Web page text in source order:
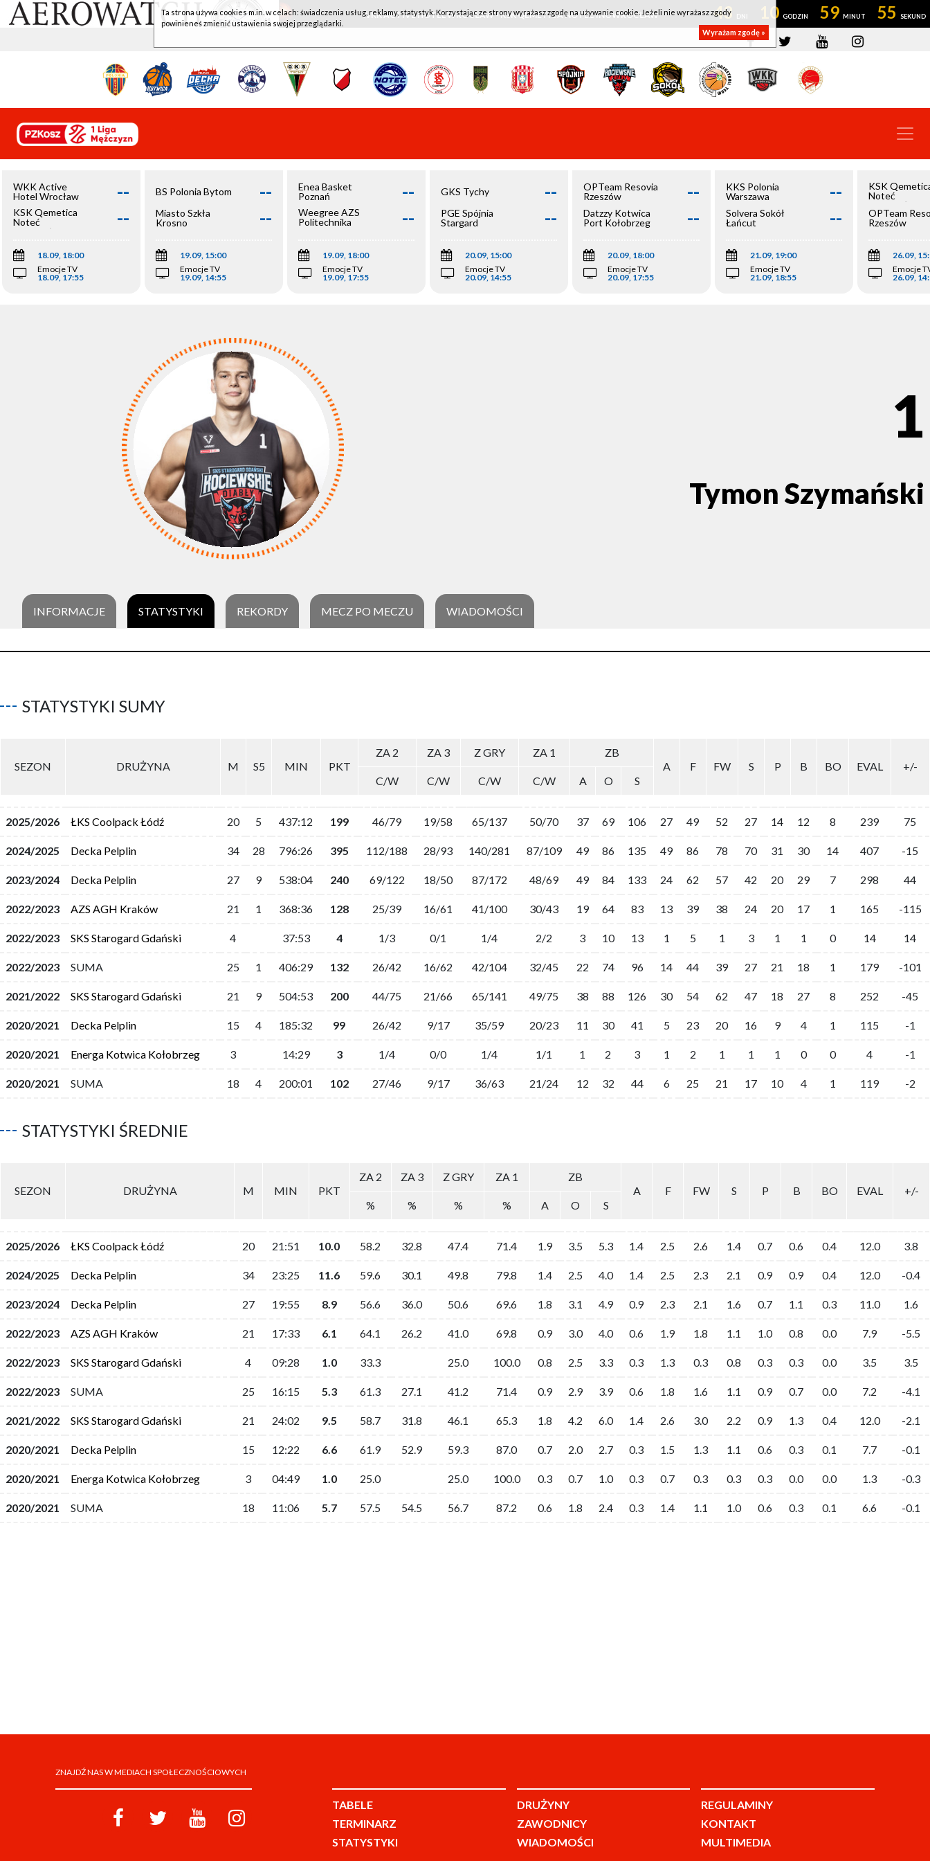
WKK ACTIVE HOTEL WROCŁAW - KSK QEMETICA NOTEĆ INOWROCŁAW 43 10 59 55
WKK Active
Hotel Wrocław
--
KSK Qemetica
Noteć
Inowrocław
--
18.09, 18:00
Emocje TV
18.09, 17:55
BS Polonia Bytom --
Miasto Szkła
Krosno
--
19.09, 15:00
Emocje TV
19.09, 14:55
Enea Basket
Poznań
--
Weegree AZS
Politechnika
--
19.09, 18:00
Emocje TV
19.09, 17:55
GKS Tychy --
PGE Spójnia
Stargard
--
20.09, 15:00
Emocje TV
20.09, 14:55
OPTeam Resovia
Rzeszów
--
Datzzy Kotwica
Port Kołobrzeg
--
20.09, 18:00
Emocje TV
20.09, 17:55
KKS Polonia
Warszawa
--
Solvera Sokół
Łańcut
--
21.09, 19:00
Emocje TV
21.09, 18:55
KSK
Noteć
Inowrocław
OPTeam
Rzeszów
26.09,
Emocje
26.09,
1
Tymon Szymański
INFORMACJE STATYSTYKI REKORDY MECZ PO MECZU WIADOMOŚCI
STATYSTYKI SUMY
SEZON DRUŻYNA M S5 MIN PKT
ZA 2 ZA 3 Z GRY ZA 1
ZB
A
F FW S P B BO EVAL
+/-
C/W
C/W C/W C/W A O S
2025/2026 ŁKS Coolpack Łódź 20 5 437:12 199 46/79 19/58 65/137 50/70 37 69 106 27 49 52 27 14 12 8 239 75
2024/2025 Decka Pelplin 34 28 796:26 395 112/188 28/93 140/281 87/109 49 86 135 49 86 78 70 31 30 14 407 -15
2023/2024 Decka Pelplin 27 9 538:04 240 69/122 18/50 87/172 48/69 49 84 133 24 62 57 42 20 29 7 298 44
2022/2023 AZS AGH Kraków 21 1 368:36 128 25/39 16/61 41/100 30/43 19 64 83 13 39 38 24 20 17 1 165 -115
2022/2023 SKS Starogard Gdański 4 37:53 4 1/3 0/1 1/4 2/2 3 10 13 1 5 1 3 1 1 0 14 14
2022/2023 SUMA 25 1 406:29 132 26/42 16/62 42/104 32/45 22 74 96 14 44 39 27 21 18 1 179 -101
2021/2022 SKS Starogard Gdański 21 9 504:53 200 44/75 21/66 65/141 49/75 38 88 126 30 54 62 47 18 27 8 252 -45
2020/2021 Decka Pelplin 15 4 185:32 99 26/42 9/17 35/59 20/23 11 30 41 5 23 20 16 9 4 1 115 -1
2020/2021 Energa Kotwica Kołobrzeg 3 14:29 3 1/4 0/0 1/4 1/1 1 2 3 1 2 1 1 1 0 0 4 -1
2020/2021 SUMA 18 4 200:01 102 27/46 9/17 36/63 21/24 12 32 44 6 25 21 17 10 4 1 119 -2
STATYSTYKI ŚREDNIE
SEZON DRUŻYNA M MIN PKT
ZA 2 ZA 3 Z GRY ZA 1
ZB
A
F FW S P B BO EVAL
+/-
%
% % % A O S
2025/2026 ŁKS Coolpack Łódź 20 21:51 10.0 58.2 32.8 47.4 71.4 1.9 3.5 5.3 1.4 2.5 2.6 1.4 0.7 0.6 0.4 12.0 3.8
2024/2025 Decka Pelplin 34 23:25 11.6 59.6 30.1 49.8 79.8 1.4 2.5 4.0 1.4 2.5 2.3 2.1 0.9 0.9 0.4 12.0 -0.4
2023/2024 Decka Pelplin 27 19:55 8.9 56.6 36.0 50.6 69.6 1.8 3.1 4.9 0.9 2.3 2.1 1.6 0.7 1.1 0.3 11.0 1.6
2022/2023 AZS AGH Kraków 21 17:33 6.1 64.1 26.2 41.0 69.8 0.9 3.0 4.0 0.6 1.9 1.8 1.1 1.0 0.8 0.0 7.9 -5.5
2022/2023 SKS Starogard Gdański 4 09:28 1.0 33.3 25.0 100.0 0.8 2.5 3.3 0.3 1.3 0.3 0.8 0.3 0.3 0.0 3.5 3.5
2022/2023 SUMA 25 16:15 5.3 61.3 27.1 41.2 71.4 0.9 2.9 3.9 0.6 1.8 1.6 1.1 0.9 0.7 0.0 7.2 -4.1
2021/2022 SKS Starogard Gdański 21 24:02 9.5 58.7 31.8 46.1 65.3 1.8 4.2 6.0 1.4 2.6 3.0 2.2 0.9 1.3 0.4 12.0 -2.1
2020/2021 Decka Pelplin 15 12:22 6.6 61.9 52.9 59.3 87.0 0.7 2.0 2.7 0.3 1.5 1.3 1.1 0.6 0.3 0.1 7.7 -0.1
2020/2021 Energa Kotwica Kołobrzeg 3 04:49 1.0 25.0 25.0 100.0 0.3 0.7 1.0 0.3 0.7 0.3 0.3 0.3 0.0 0.0 1.3 -0.3
2020/2021 SUMA 18 11:06 5.7 57.5 54.5 56.7 87.2 0.6 1.8 2.4 0.3 1.4 1.1 1.0 0.6 0.3 0.1 6.6 -0.1
ZNAJDŹ NAS W MEDIACH SPOŁECZNOŚCIOWYCH
TABELE
TERMINARZ
STATYSTYKI
DRUŻYNY
ZAWODNICY
WIADOMOŚCI
REGULAMINY
KONTAKT
MULTIMEDIA
Ta strona używa cookies m.in. w celach: świadczenia usług, reklamy, statystyk. Korzystając ze strony wyrażasz zgodę na używanie cookie. Jeżeli nie wyrażasz zgody
powinieneś zmienić ustawienia swojej przeglądarki.
Wyrażam zgodę »